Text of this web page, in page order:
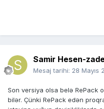
Samir Hesen-
Mesaj tarihi: 28 Mayıs
Son versiya olsa belə RePack
bilər. Çünki RePack edən